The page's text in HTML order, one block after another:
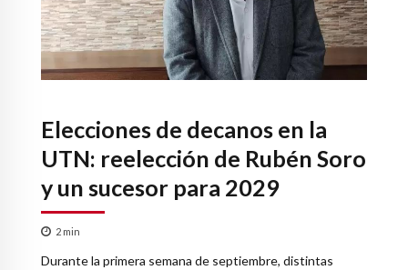
Elecciones de decanos en la
UTN: reelección de Rubén Soro
y un sucesor para 2029
2 min
Durante la primera semana de septiembre, distintas